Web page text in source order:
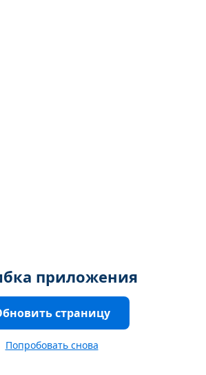
приложения
страницу
Попробовать снова